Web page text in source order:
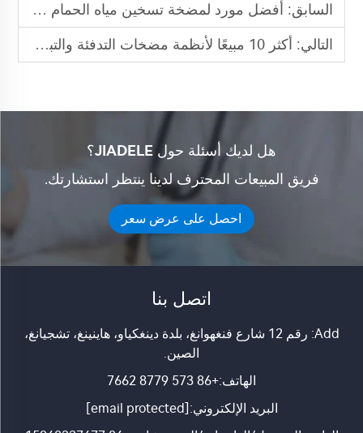
السابق: أفضل مورد لمضخة تسخين مياه الحمام في الصين
التالي: أكثر 10 مبيعًا لأنظمة مضخات التدفئة والتبريد في أوروبا
هل لديك أسئلة حول JIADELE؟
فريق المبيعات المحترف لدينا ينتظر استشارتك.
احصل على عرض سعر
اتصل بنا
Add: رقم 12 شارع فنغهوانغ، بلدة دينغكياو، هاينينغ، تشجيانغ،
الصين.
الهاتف:+86 573 8779 7662
البريد الإلكتروني: [email protected]